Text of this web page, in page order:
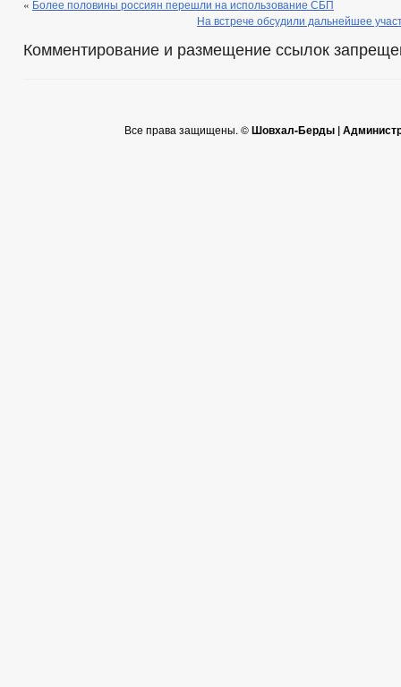
« Более половины россиян перешли на использование СБП
На встрече обсудили дальнейшее
Комментирование и размещение ссылок
Все права защищены. ©Шовхал-Берды |